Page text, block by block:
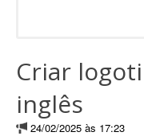
Criar
inglês
24/02/2025 às 17:23